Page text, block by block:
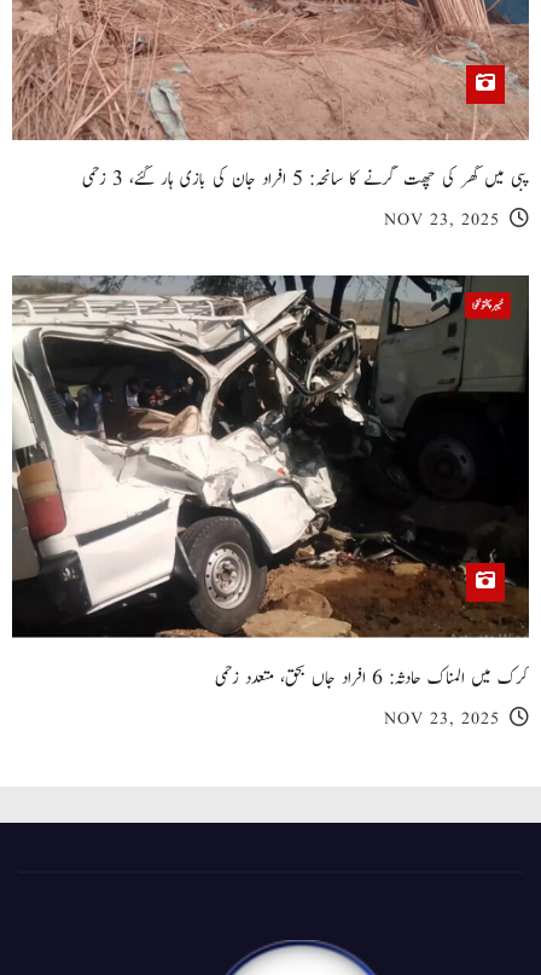
پبی میں گھر کی چھت گرنے کا سانحہ: 5 افراد جان کی بازی ہار گئے، 3 زخمی
NOV 23, 2025
خیبر پختونخوا
کرک میں المناک حادثہ: 6 افراد جاں بحق، متعدد زخمی
NOV 23, 2025